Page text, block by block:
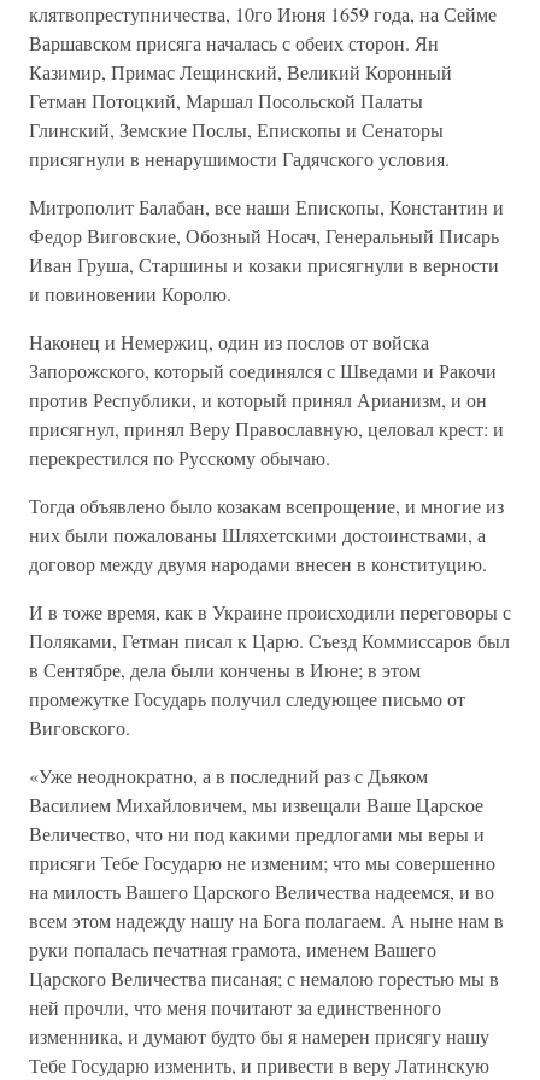
клятвопреступничества, 10го Июня 1659 года, на Сейме
Варшавском присяга началась с обеих сторон. Ян
Казимир, Примас Лещинский, Великий Коронный
Гетман Потоцкий, Маршал Посольской Палаты
Глинский, Земские Послы, Епископы и Сенаторы
присягнули в ненарушимости Гадячского условия.
Митрополит Балабан, все наши Епископы, Константин и
Федор Виговские, Обозный Носач, Генеральный Писарь
Иван Груша, Старшины и козаки присягнули в верности
и повиновении Королю.
Наконец и Немержиц, один из послов от войска
Запорожского, который соединялся с Шведами и Ракочи
против Республики, и который принял Арианизм, и он
присягнул, принял Веру Православную, целовал крест: и
перекрестился по Русскому обычаю.
Тогда объявлено было козакам всепрощение, и многие из
них были пожалованы Шляхетскими достоинствами, а
договор между двумя народами внесен в конституцию.
И в тоже время, как в Украине происходили переговоры с
Поляками, Гетман писал к Царю. Съезд Коммиссаров был
в Сентябре, дела были кончены в Июне; в этом
промежутке Государь получил следующее письмо от
Виговского.
«Уже неоднократно, а в последний раз с Дьяком
Василием Михайловичем, мы извещали Ваше Царское
Величество, что ни под какими предлогами мы веры и
присяги Тебе Государю не изменим; что мы совершенно
на милость Вашего Царского Величества надеемся, и во
всем этом надежду нашу на Бога полагаем. А ныне нам в
руки попалась печатная грамота, именем Вашего
Царского Величества писаная; с немалою горестью мы в
ней прочли, что меня почитают за единственного
изменника, и думают будто бы я намерен присягу нашу
Тебе Государю изменить, и привести в веру Латинскую